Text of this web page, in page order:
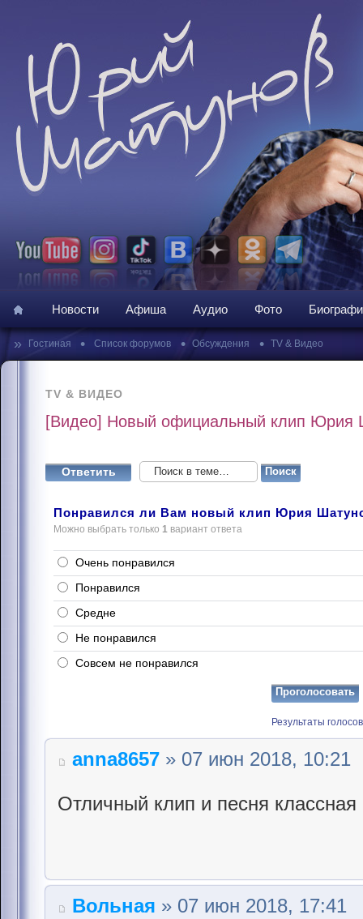
Новости Афиша Аудио Фото
» Гостиная • Список форумов • Обсуждения • TV & Видео
TV & ВИДЕО
[Видео] Новый официальный клип Юрия
Ответить
Понравился ли Вам новый клип Юрия
Можно выбрать только 1 вариант ответа
Очень понравился
Понравился
Средне
Не понравился
Совсем не понравился
Результаты
anna8657 » 07 июн 2018, 10:21
Отличный клип и песня классная
Вольная » 07 июн 2018, 17:41